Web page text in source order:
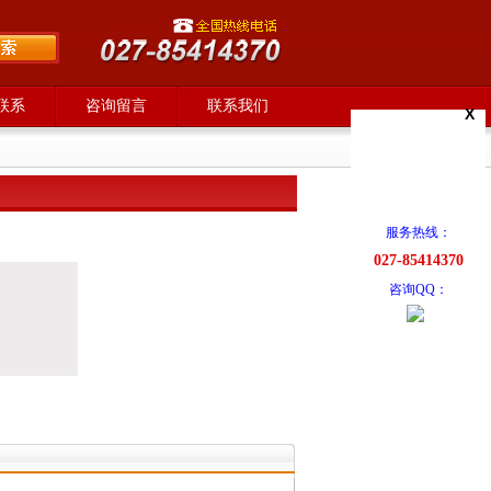
X
服务热线：
027-85414370
咨询QQ：
系 咨询留言 联系我们